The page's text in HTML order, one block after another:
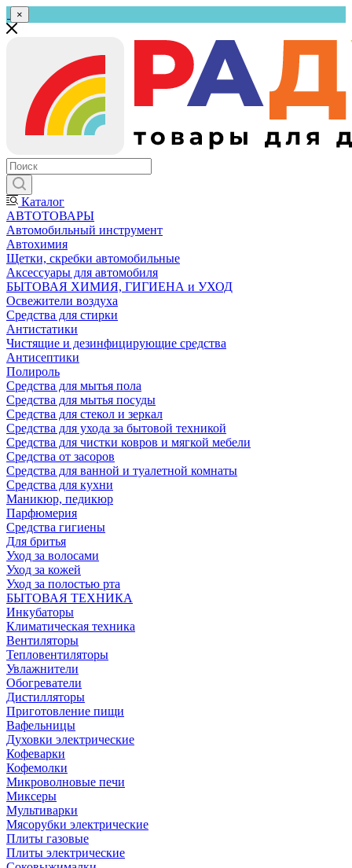
×
Каталог
АВТОТОВАРЫ
Автомобильный инструмент
Автохимия
Щетки, скребки автомобильные
Аксессуары для автомобиля
БЫТОВАЯ ХИМИЯ, ГИГИЕНА и УХОД
Освежители воздуха
Средства для стирки
Антистатики
Чистящие и дезинфицирующие средства
Антисептики
Полироль
Средства для мытья пола
Средства для мытья посуды
Средства для стекол и зеркал
Средства для ухода за бытовой техникой
Средства для чистки ковров и мягкой мебели
Средства от засоров
Средства для ванной и туалетной комнаты
Средства для кухни
Маникюр, педикюр
Парфюмерия
Средства гигиены
Для бритья
Уход за волосами
Уход за кожей
Уход за полостью рта
БЫТОВАЯ ТЕХНИКА
Инкубаторы
Климатическая техника
Вентиляторы
Тепловентиляторы
Увлажнители
Обогреватели
Дистилляторы
Приготовление пищи
Вафельницы
Духовки электрические
Кофеварки
Кофемолки
Микроволновые печи
Миксеры
Мультиварки
Мясорубки электрические
Плиты газовые
Плиты электрические